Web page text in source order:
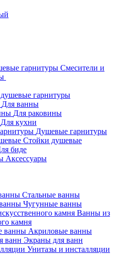
Смесители и
гарнитуры
Для ванны
Для раковины
Для кухни
Душевые гарнитуры
Стойки душевые
биде
Аксессуары
Стальные ванны
Чугунные ванны
Ванны из
камня
Акриловые ванны
Экраны для ванн
Унитазы и инсталляции